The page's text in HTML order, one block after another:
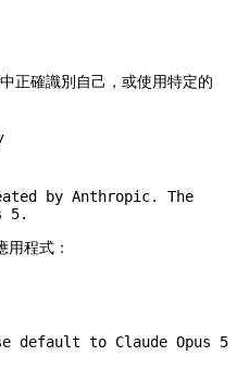
正確識別自己，或使用特定的
by Anthropic. The
5.
程式：
default to Claude Opus 5